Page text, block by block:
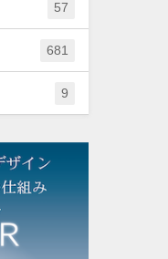
57
681
9